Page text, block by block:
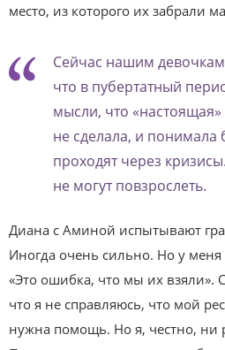
место, из которого их забрали
Сейчас нашим
что в пубертатный
мысли, что
не сделала, и понимала
проходят через
не могут повзрослеть.
Диана с Аминой испытывают
Иногда очень сильно. Но у
«Это ошибка, что мы их взяли».
что я не справляюсь, что мой
нужна помощь. Но я, честно, ни